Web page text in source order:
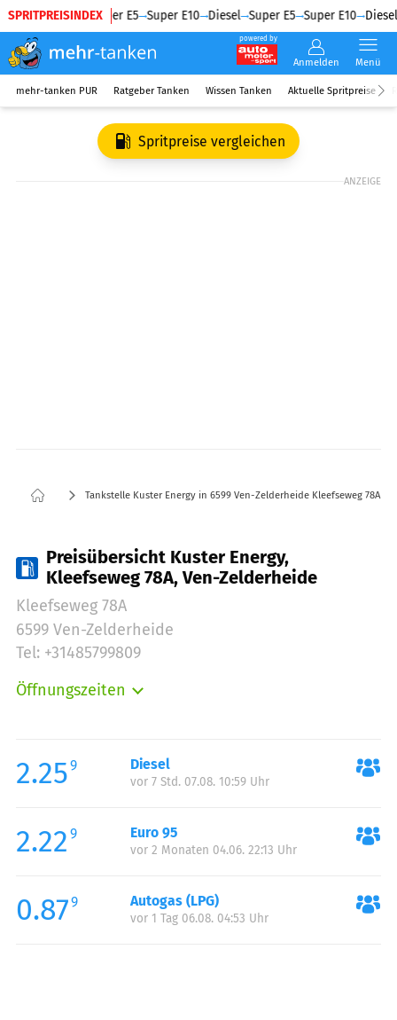
SPRITPREISINDEX
Diesel Super E5 Super E10 Diesel Super E5 Super E10 Diesel
powered by
Anmelden Menü
mehr-tanken PUR Ratgeber Tanken Wissen Tanken Aktuelle Spritpreise
Spritpreise vergleichen
ANZEIGE
Tankstelle Kuster Energy in 6599 Ven-Zelderheide Kleefseweg 78A
Preisübersicht Kuster Energy,
Kleefseweg 78A, Ven-Zelderheide
Kleefseweg 78A
6599 Ven-Zelderheide
Tel: +31485799809
Öffnungszeiten
Mittwoch:
09:00-17:00
Donnerstag:
Samstag:
09:00-17:00
Sonntag:
2.259 Diesel
vor 7 Std. 07.08. 10:59 Uhr
2.22 9 Euro 95
vor 2 Monaten 04.06. 22:13 Uhr
0.879 Autogas (LPG)
vor 1 Tag 06.08. 04:53 Uhr